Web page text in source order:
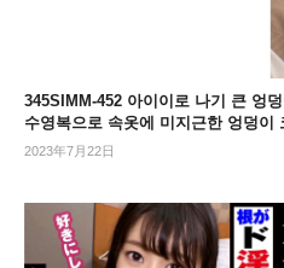
345SIMM-452 아이이로 나기 큰 엉
수영복으로 속옷에 미지근한 엉덩이
2023年7月22日